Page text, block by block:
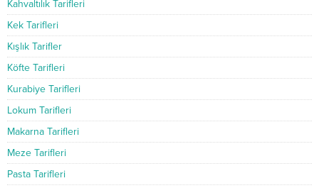
Kahvaltılık Tarifleri
Kek Tarifleri
Kışlık Tarifler
Köfte Tarifleri
Kurabiye Tarifleri
Lokum Tarifleri
Makarna Tarifleri
Meze Tarifleri
Pasta Tarifleri